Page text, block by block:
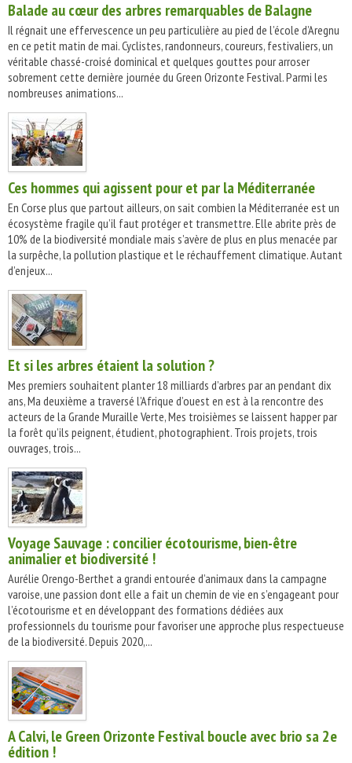
Balade au cœur des arbres remarquables de Balagne
Il régnait une effervescence un peu particulière au pied de l’école d’Aregnu
en ce petit matin de mai. Cyclistes, randonneurs, coureurs, festivaliers, un
véritable chassé-croisé dominical et quelques gouttes pour arroser
sobrement cette dernière journée du Green Orizonte Festival. Parmi les
nombreuses animations...
Ces hommes qui agissent pour et par la Méditerranée
En Corse plus que partout ailleurs, on sait combien la Méditerranée est un
écosystème fragile qu’il faut protéger et transmettre. Elle abrite près de
10% de la biodiversité mondiale mais s’avère de plus en plus menacée par
la surpêche, la pollution plastique et le réchauffement climatique. Autant
d’enjeux...
Et si les arbres étaient la solution ?
Mes premiers souhaitent planter 18 milliards d’arbres par an pendant dix
ans, Ma deuxième a traversé l’Afrique d’ouest en est à la rencontre des
acteurs de la Grande Muraille Verte, Mes troisièmes se laissent happer par
la forêt qu’ils peignent, étudient, photographient. Trois projets, trois
ouvrages, trois...
Voyage Sauvage : concilier écotourisme, bien-être
animalier et biodiversité !
Aurélie Orengo-Berthet a grandi entourée d’animaux dans la campagne
varoise, une passion dont elle a fait un chemin de vie en s’engageant pour
l’écotourisme et en développant des formations dédiées aux
professionnels du tourisme pour favoriser une approche plus respectueuse
de la biodiversité. Depuis 2020,...
A Calvi, le Green Orizonte Festival boucle avec brio sa 2e
édition !